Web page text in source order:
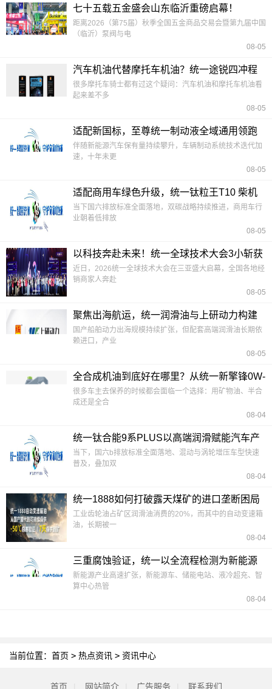
七十五载五金盛会山东临沂重磅启幕！
距离2026（第75届）秋季全国五金商品交易会暨第九届中国
（临沂）泵阀与电
08-05
汽车机油代替摩托车机油？统一途锐四冲程
摩托车润滑油SN说NO
很多摩托车骑士都有过这个疑问：汽车机油和摩托车机油看
起来差不多
08-05
适配新国标，至尊统一制动液全域通用领跑
制动养护赛道
伴随新能源汽车保有量持续攀升，车辆制动系统技术迭代加
速，十年未更
08-05
适配商用车绿色升级，统一钛粒王T10 柴机
油护航低碳运输
当下国六排放标准全面落地，双碳战略持续推进，商用车行
业朝着低排放
08-05
以科技奔赴未来！统一全球技术大会3小斩获
3.4亿订单
近日，2026统一全球技术大会在三亚盛大启幕，全国各地经
销商家人奔赴
08-05
聚焦出海航运，统一润滑油与上研动力构建
船舶润滑国产替代
国产船舶动力出海规模持续扩张，但配套高端润滑油长期依
赖进口，产业
08-05
全合成机油到底好在哪里？从统一新擎锋0W-
20全合成机油说起
很多车主去保养的时候都会面临一个选择：用矿物油、半合
成还是全合
08-04
统一钛合能9系PLUS以高端润滑赋能汽车产
业绿色转型
当下，国六b排放标准全面落地、混动与涡轮增压车型快速
普及，叠加双
08-04
统一1888如何打破露天煤矿的进口垄断困局
工业齿轮油占矿区润滑油消费的20%，而其中的自动变速箱
油，长期被一
08-04
三重腐蚀验证，统一以全流程检测为新能源
冷却液筑牢防腐安全
新能源产业高速扩张，新能源车、储能电站、液冷超充、智
算中心热管
08-04
当前位置： 首页 > 热点资讯 > 资讯中心
首页 网站简介 广告服务 联系我们